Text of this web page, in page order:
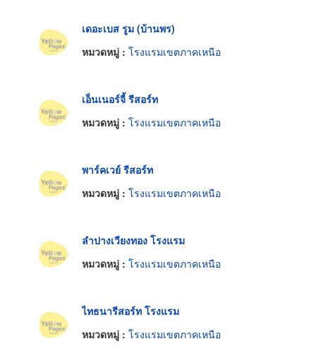
เดอะเบส รูม (บ้านพร)
หมวดหมู่ : โรงแรมเขตภาคเหนือ
เอ็นเนอร์จี้ รีสอร์ท
หมวดหมู่ : โรงแรมเขตภาคเหนือ
พาร์คเวย์ รีสอร์ท
หมวดหมู่ : โรงแรมเขตภาคเหนือ
ลำปางเวียงทอง โรงแรม
หมวดหมู่ : โรงแรมเขตภาคเหนือ
ไทธนารีสอร์ท โรงแรม
หมวดหมู่ : โรงแรมเขตภาคเหนือ